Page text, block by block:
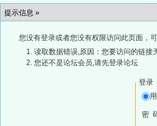
提示信息 »
您没有登录或者您没有权限访问此页面，
读取数据错误,原因：您要访问的链接
您还不是论坛会员,请先登录论坛
登录
密